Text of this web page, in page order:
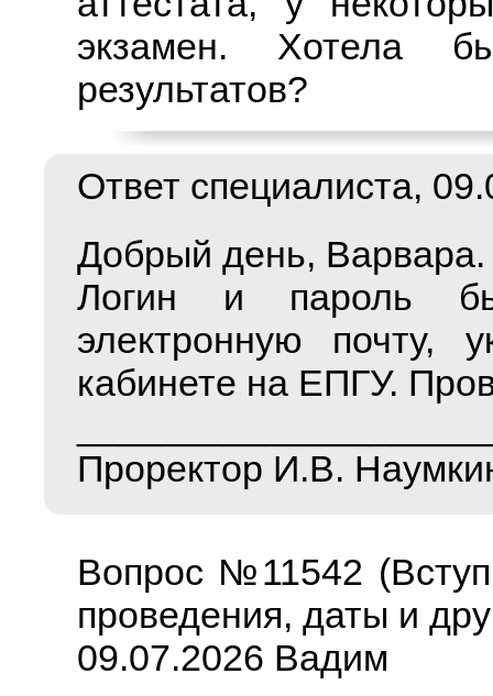
экзамен. Хотела
результатов?
Ответ специалиста,
Добрый день, Варвара.
Логин и пароль
электронную почту,
кабинете на ЕПГУ.
Проректор И.В.
Вопрос №11542
проведения, даты и
09.07.2026 Вадим